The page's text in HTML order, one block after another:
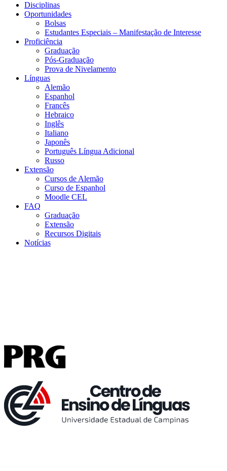
Disciplinas
Oportunidades
Bolsas
Estudantes Especiais – Manifestação de Interesse
Proficiência
Graduação
Pós-Graduação
Prova de Nivelamento
Línguas
Alemão
Espanhol
Francês
Hebraico
Inglês
Italiano
Japonês
Português Língua Adicional
Russo
Extensão
Cursos de Alemão
Curso de Espanhol
Moodle CEL
FAQ
Graduação
Extensão
Recursos Digitais
Notícias